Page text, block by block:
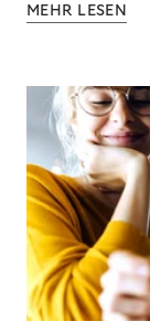
MEHR LESEN